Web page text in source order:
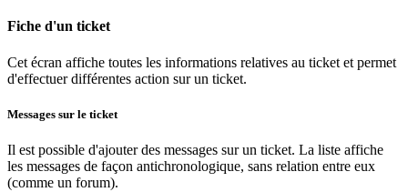
Fiche d'un ticket
Cet écran affiche toutes les informations relatives au ticket et permet
d'effectuer différentes action sur un ticket.
Messages sur le ticket
Il est possible d'ajouter des messages sur un ticket. La liste affiche
les messages de façon antichronologique, sans relation entre eux
(comme un forum).